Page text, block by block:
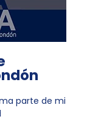
parte de mi